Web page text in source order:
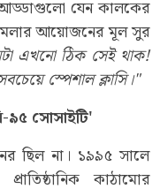
আড্ডাগুলো যেন কালকের
আয়োজনের মূল সুর
এখনো ঠিক সেই থাক!
স্পেশাল ক্লাসি।"
-৯৫ সোসাইটি'
ছিল না। ১৯৯৫ সালে
কাঠামোর